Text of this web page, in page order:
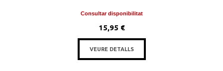
Consultar disponibilitat
15,95 €
VEURE DETALLS